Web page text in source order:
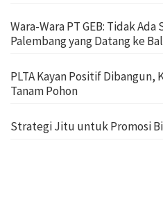
Wara-Wara PT GEB: Tidak
Palembang yang Datang ke
PLTA Kayan Positif Dibangun,
Tanam Pohon
Strategi Jitu untuk Promosi